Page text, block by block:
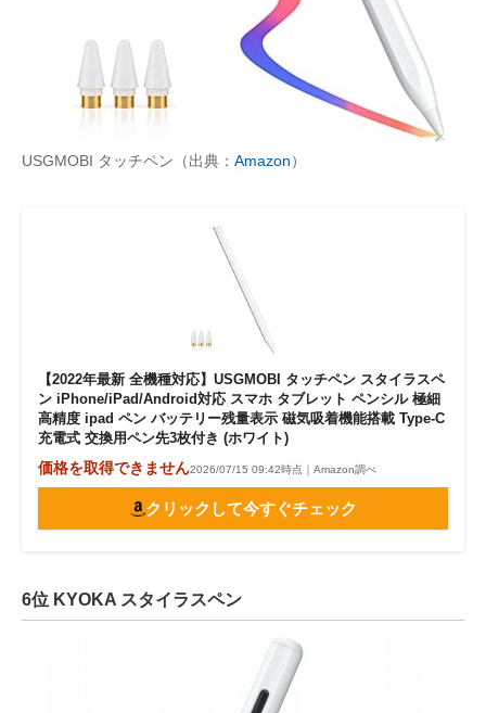
USGMOBI タッチペン（出典： Amazon）
【2022年最新 全機種対応】USGMOBI タッチペン スタイラスペ
ン iPhone/iPad/Android対応 スマホ タブレット ペンシル 極細
高精度 ipad ペン バッテリー残量表示 磁気吸着機能搭載 Type-C
充電式 交換用ペン先3枚付き (ホワイト)
価格を取得できません2026/07/15 09:42時点｜Amazon調べ
クリックして今すぐチェック
6位 KYOKA スタイラスペン